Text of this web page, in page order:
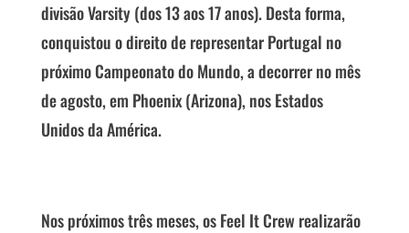
divisão Varsity (dos 13 aos 17 anos). Desta forma,
conquistou o direito de representar Portugal no
próximo Campeonato do Mundo, a decorrer no mês
de agosto, em Phoenix (Arizona), nos Estados
Unidos da América.
Nos próximos três meses, os Feel It Crew realizarão